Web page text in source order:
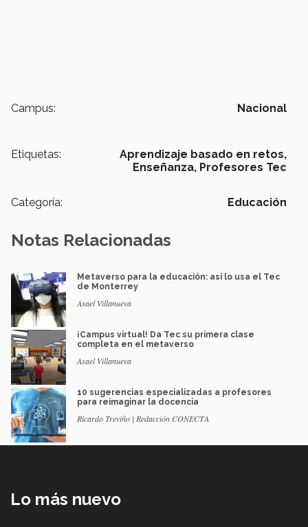
Campus: Nacional
Etiquetas:
Aprendizaje basado en retos,
Enseñanza, Profesores Tec
Categoría: Educación
Notas Relacionadas
Metaverso para la educación: así lo usa el Tec
de Monterrey
Asael Villanueva
¡Campus virtual! Da Tec su primera clase
completa en el metaverso
Asael Villanueva
10 sugerencias especializadas a profesores
para reimaginar la docencia
Ricardo Treviño | Redacción CONECTA
Lo más nuevo